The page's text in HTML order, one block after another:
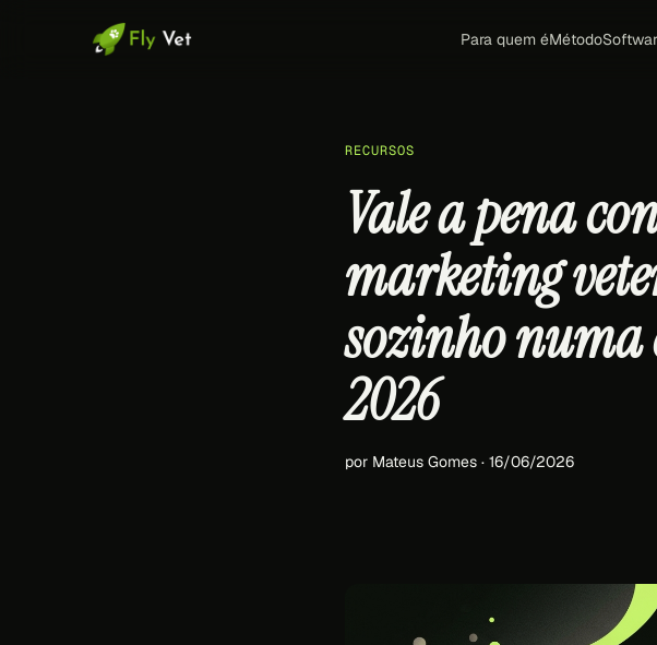
Para quem éMétodo
RECURSOS
Vale a pena
marketing
sozinho numa
2026
por Mateus Gomes · 16/06/2026